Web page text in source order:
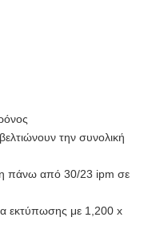
την συνολική
πάνω από 30/23 ipm σε
εκτύπωσης με 1,200 x